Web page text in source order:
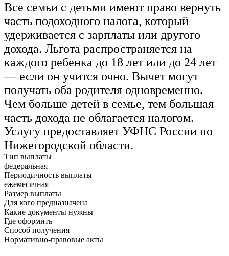
Все семьи с детьми имеют право вернуть
часть подоходного налога, который
удерживается с зарплаты или другого
дохода. Льгота распространяется на
каждого ребенка до 18 лет или до 24 лет
— если он учится очно. Вычет могут
получать оба родителя одновременно.
Чем больше детей в семье, тем большая
часть дохода не облагается налогом.
Услугу предоставляет УФНС России по
Нижегородской области.
Тип выплаты
федеральная
Периодичность выплаты
ежемесячная
Размер выплаты
Для кого предназначена
Какие документы нужны
Где оформить
Способ получения
Нормативно-правовые акты